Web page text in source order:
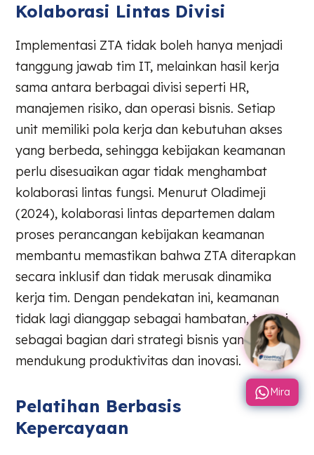
Kolaborasi Lintas Divisi
Implementasi ZTA tidak boleh hanya menjadi
tanggung jawab tim IT, melainkan hasil kerja
sama antara berbagai divisi seperti HR,
manajemen risiko, dan operasi bisnis. Setiap
unit memiliki pola kerja dan kebutuhan akses
yang berbeda, sehingga kebijakan keamanan
perlu disesuaikan agar tidak menghambat
kolaborasi lintas fungsi. Menurut Oladimeji
(2024), kolaborasi lintas departemen dalam
proses perancangan kebijakan keamanan
membantu memastikan bahwa ZTA diterapkan
secara inklusif dan tidak merusak dinamika
kerja tim. Dengan pendekatan ini, keamanan
tidak lagi dianggap sebagai hambatan, tetapi
sebagai bagian dari strategi bisnis yang
mendukung produktivitas dan inovasi.
Pelatihan Berbasis
Kepercayaan
Mira